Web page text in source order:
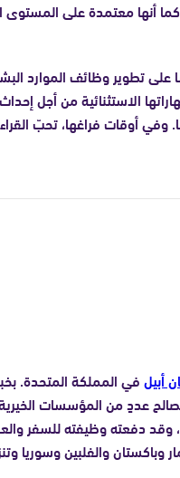
كما أنها معتمدة على
على تطوير وظائف الموارد
الاستثنائية من أجل إحداث
أوقات فراغها، تحبّ
أبيلفي المملكة المتحدة.
عددٍ من المؤسسات
وقد دفعته وظيفته للسفر
والفلبين وسوريا